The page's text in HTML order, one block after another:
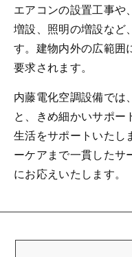
エアコンの設置工事や
増設、照明の増設など
す。建物内外の広範囲
要求されます。
内藤電化空調設備では
と、きめ細かいサポー
生活をサポートいたし
ーケアまで一貫したサ
にお応えいたします。